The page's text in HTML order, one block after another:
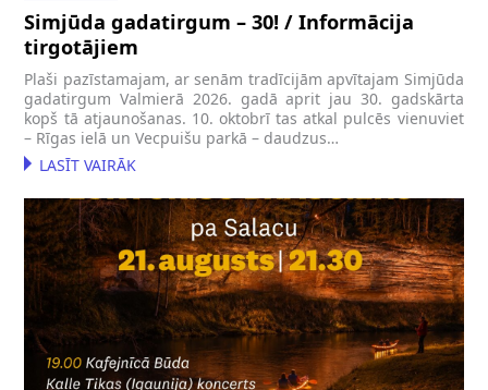
Simjūda gadatirgum – 30! / Informācija
tirgotājiem
Plaši pazīstamajam, ar senām tradīcijām apvītajam Simjūda
gadatirgum Valmierā 2026. gadā aprit jau 30. gadskārta
kopš tā atjaunošanas. 10. oktobrī tas atkal pulcēs vienuviet
– Rīgas ielā un Vecpuišu parkā – daudzus…
LASĪT VAIRĀK